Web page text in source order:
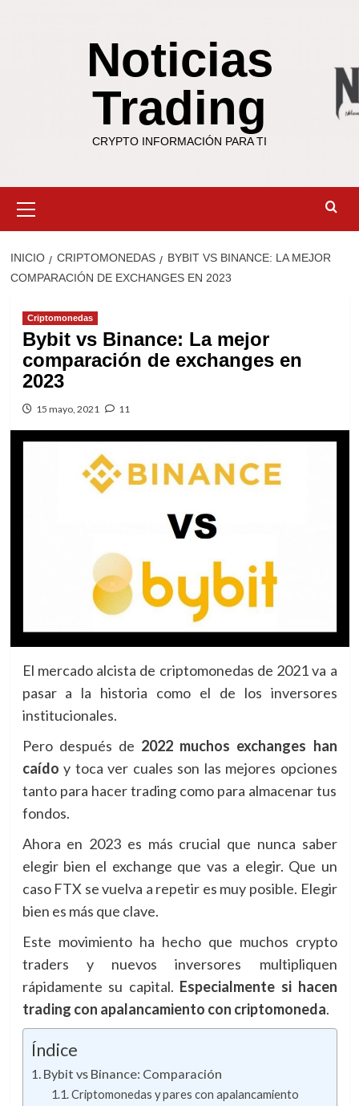
Noticias
Trading
CRYPTO INFORMACIÓN PARA TI
primario
INICIO CRIPTOMONEDAS
BYBIT VS BINANCE: LA MEJOR
COMPARACIÓN DE EXCHANGES EN 2023
Criptomonedas
Bybit vs Binance: La mejor
comparación de exchanges en
2023
15 mayo, 2021 11
El mercado alcista de criptomonedas de 2021 va a
pasar a la historia como el de los inversores
institucionales.
Pero después de 2022 muchos exchanges han
caído y toca ver cuales son las mejores opciones
tanto para hacer trading como para almacenar tus
fondos.
Ahora en 2023 es más crucial que nunca saber
elegir bien el exchange que vas a elegir. Que un
caso FTX se vuelva a repetir es muy posible. Elegir
bien es más que clave.
Este movimiento ha hecho que muchos crypto
traders y nuevos inversores multipliquen
rápidamente su capital. Especialmente si hacen
trading con apalancamiento con criptomoneda.
Índice
Bybit vs Binance: Comparación
Criptomonedas y pares con apalancamiento